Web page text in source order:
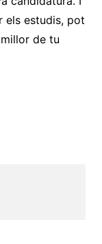
els estudis, pot
de tu